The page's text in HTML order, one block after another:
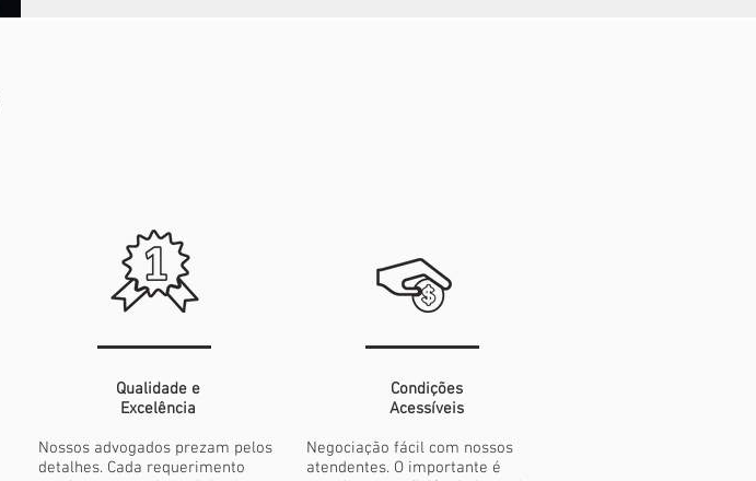
Qualidade e
Excelência
Nossos advogados prezam pelos
detalhes. Cada requerimento
Condições
Acessíveis
Negociação fácil com nossos
atendentes. O importante é